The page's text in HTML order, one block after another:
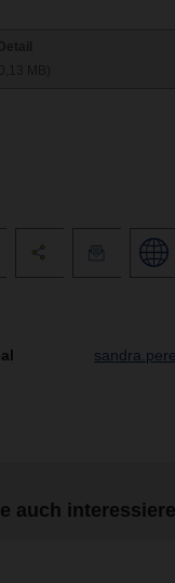
auch